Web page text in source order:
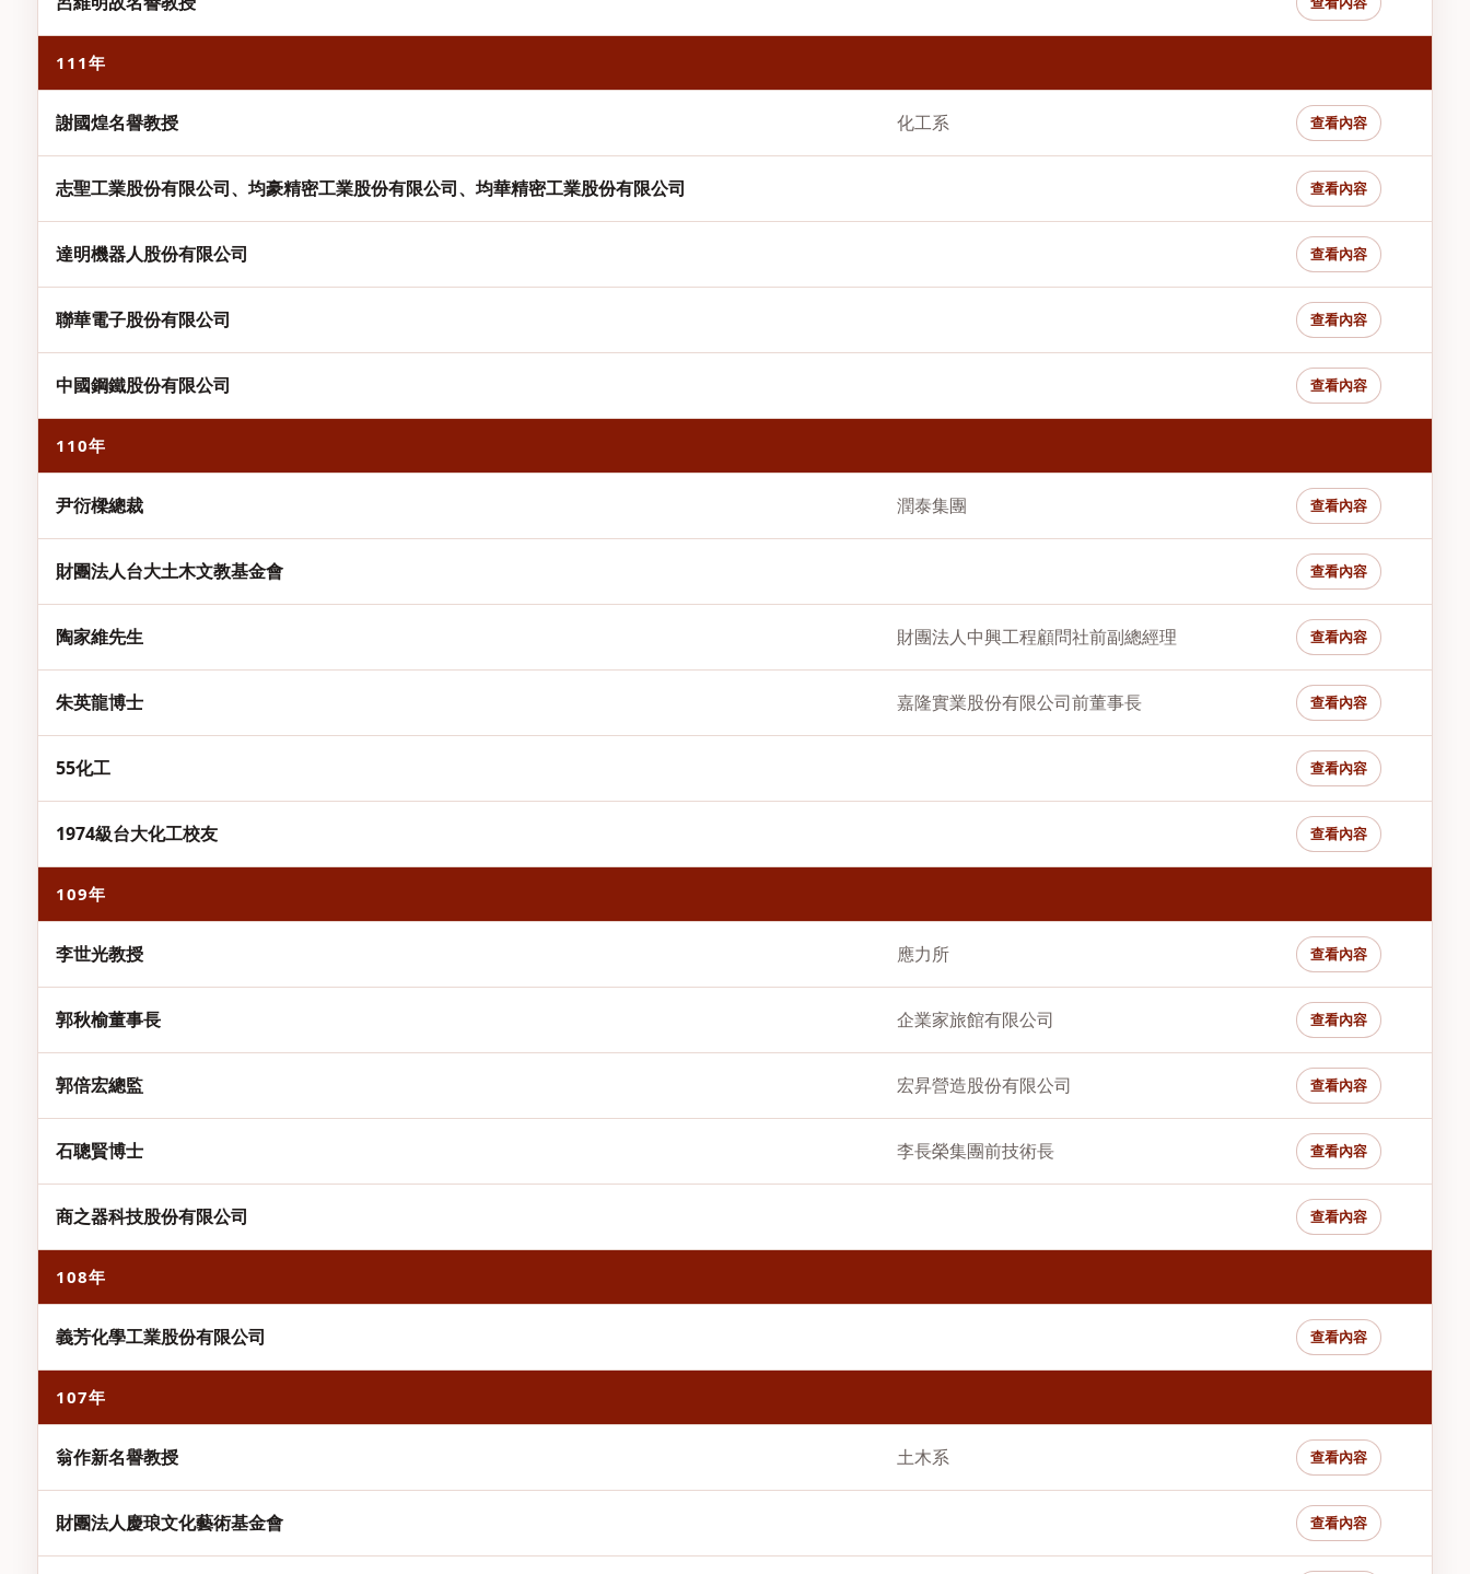
111年
謝國煌名譽教授 化工系 查看內容
志聖工業股份有限公司、均豪精密工業股份有限公司、均華精密工業股份有限公司 查看內容
達明機器人股份有限公司 查看內容
聯華電子股份有限公司 查看內容
中國鋼鐵股份有限公司 查看內容
110年
尹衍樑總裁 潤泰集團 查看內容
財團法人台大土木文教基金會 查看內容
陶家維先生 財團法人中興工程顧問社前副總經理 查看內容
朱英龍博士 嘉隆實業股份有限公司前董事長 查看內容
55化工 查看內容
1974級台大化工校友 查看內容
109年
李世光教授 應力所 查看內容
郭秋榆董事長 企業家旅館有限公司 查看內容
郭倍宏總監 宏昇營造股份有限公司 查看內容
石聰賢博士 李長榮集團前技術長 查看內容
商之器科技股份有限公司 查看內容
108年
義芳化學工業股份有限公司 查看內容
107年
翁作新名譽教授 土木系 查看內容
財團法人慶琅文化藝術基金會 查看內容